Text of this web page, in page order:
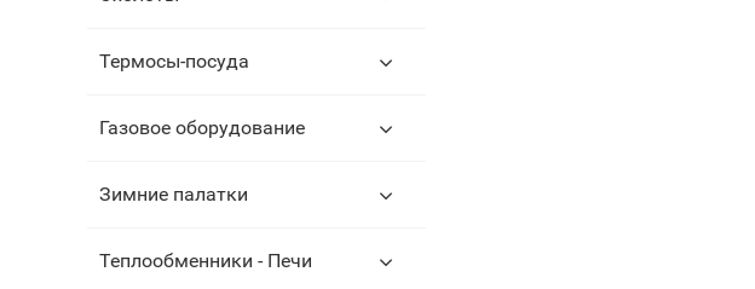
Термосы-посуда
Газовое оборудование
Зимние палатки
Теплообменники - Печи